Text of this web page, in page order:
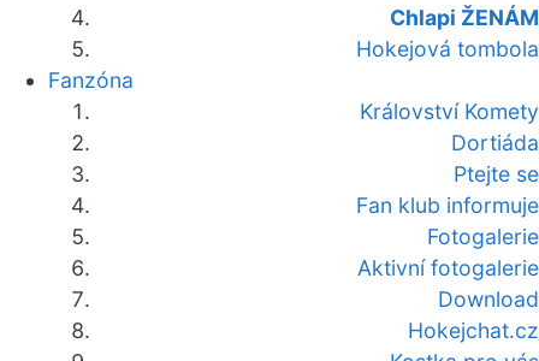
Chlapi ŽENÁM
Hokejová tombola
Fanzóna
Království Komety
Dortiáda
Ptejte se
Fan klub informuje
Fotogalerie
Aktivní fotogalerie
Download
Hokejchat.cz